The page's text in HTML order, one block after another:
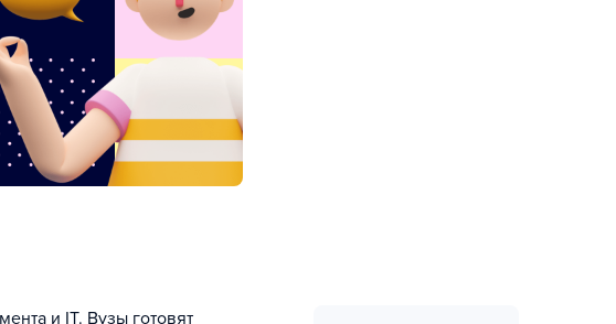
и IT. Вузы готовят